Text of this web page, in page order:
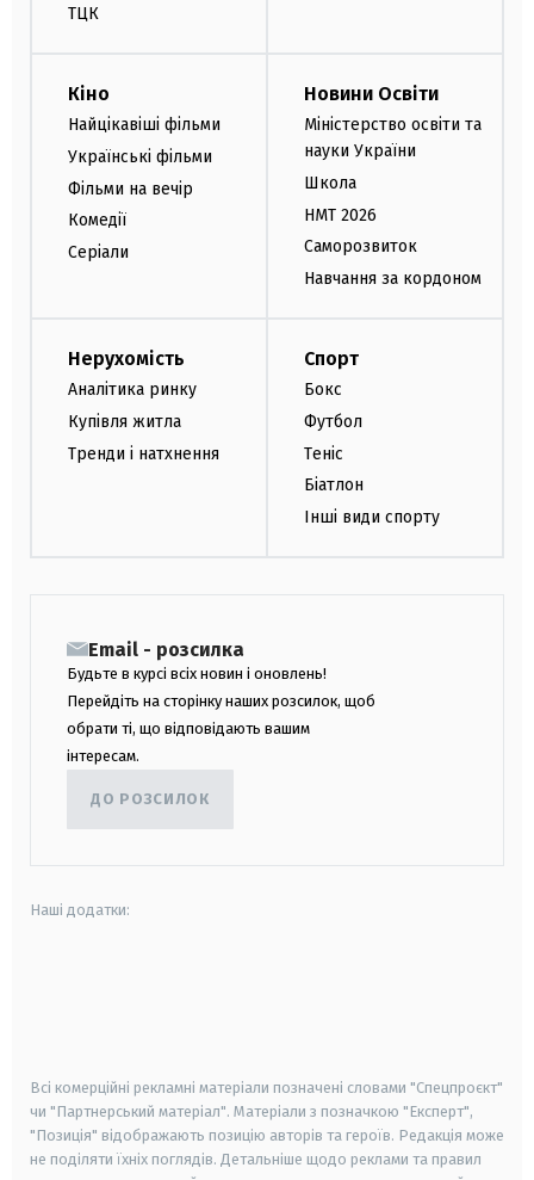
ТЦК
Кіно
Найцікавіші фільми
Українські фільми
Фільми на вечір
Комедії
Серіали
Новини Освіти
Міністерство освіти та
науки України
Школа
НМТ 2026
Саморозвиток
Навчання за кордоном
Нерухомість
Аналітика ринку
Купівля житла
Тренди і натхнення
Спорт
Бокс
Футбол
Теніс
Біатлон
Інші види спорту
Email - розсилка
Будьте в курсі всіх новин і оновлень!
Перейдіть на сторінку наших розсилок, щоб
обрати ті, що відповідають вашим
інтересам.
ДО РОЗСИЛОК
Наші додатки:
Всі комерційні рекламні матеріали позначені словами "Спецпроєкт"
чи "Партнерський матеріал". Матеріали з позначкою "Експерт",
"Позиція" відображають позицію авторів та героїв. Редакція може
не поділяти їхніх поглядів. Детальніше щодо реклами та правил